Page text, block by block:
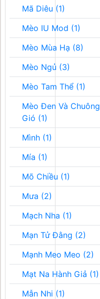
Mã Diêu (1)
Mèo IU Mod (1)
Mèo Mùa Hạ (8)
Mèo Ngủ (3)
Mèo Tam Thể (1)
Mèo Đen Và Chuông
Gió (1)
Mình (1)
Mía (1)
Mõ Chiều (1)
Mưa (2)
Mạch Nha (1)
Mạn Tử Đằng (2)
Mạnh Meo Meo (2)
Mạt Na Hành Giả (1)
Mẫn Nhi (1)